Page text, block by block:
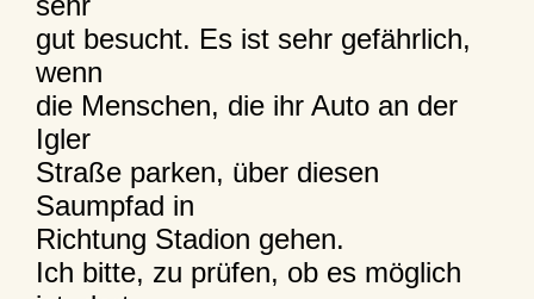
gut besucht. Es ist sehr gefährlich,
wenn
die Menschen, die ihr Auto an der
Igler
Straße parken, über diesen
Saumpfad in
Richtung Stadion gehen.
Ich bitte, zu prüfen, ob es möglich